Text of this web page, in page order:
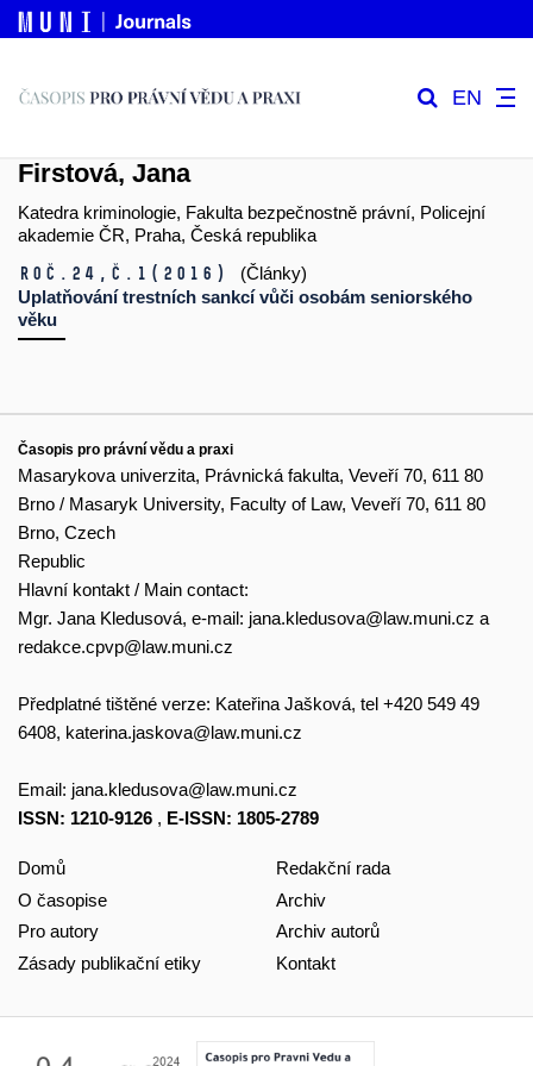
EN
Firstová, Jana
Katedra kriminologie, Fakulta bezpečnostně právní, Policejní
akademie ČR, Praha, Česká republika
Roč.24, č.1 (2016)
(Články)
Uplatňování trestních sankcí vůči osobám seniorského
věku
Časopis pro právní vědu a praxi
Masarykova univerzita, Právnická fakulta, Veveří 70, 611 80
Brno / Masaryk University, Faculty of Law, Veveří 70, 611 80
Brno, Czech
Republic
Hlavní kontakt / Main contact:
Mgr. Jana Kledusová, e-mail: jana.kledusova@law.muni.cz a
redakce.cpvp@law.muni.cz
Předplatné tištěné verze: Kateřina Jašková, tel +420 549 49
6408, katerina.jaskova@law.muni.cz
Email: jana.kledusova@law.muni.cz
ISSN: 1210-9126 , E-ISSN: 1805-2789
Domů
O časopise
Pro autory
Zásady publikační etiky
Redakční rada
Archiv
Archiv autorů
Kontakt